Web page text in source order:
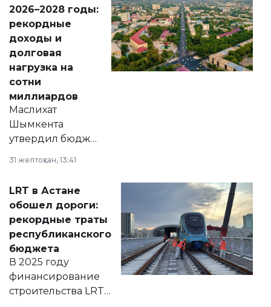
2026–2028 годы:
рекордные
доходы и
долговая
нагрузка на
сотни
миллиардов
Маслихат
Шымкента
утвердил бюджет
2028 годы.
документ
появился в базе
нормативных
правовых актов и
на сайте маслихат
города.
31 желтоқсан, 13:41
LRT в Астане
обошел дороги:
рекордные траты
республиканского
бюджета
В 2025 году
финансирование
строительства LRT